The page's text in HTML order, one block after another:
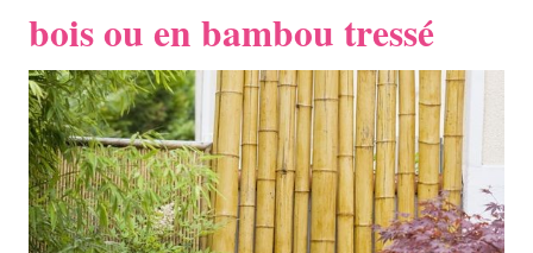
bois ou en bambou tressé